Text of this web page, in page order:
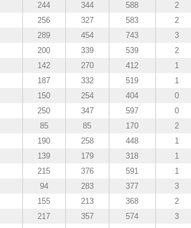
244 344 588 2
256 327 583 2
289 454 743 3
200 339 539 2
142 270 412 1
187 332 519 1
150 254 404 0
250 347 597 0
85 85 170 2
190 258 448 1
139 179 318 1
215 376 591 1
94 283 377 3
155 213 368 2
217 357 574 3